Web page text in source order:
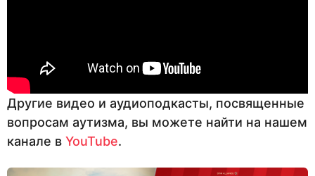
Другие видео и аудиоподкасты, посвященные
вопросам аутизма, вы можете найти на нашем
канале в YouTube.